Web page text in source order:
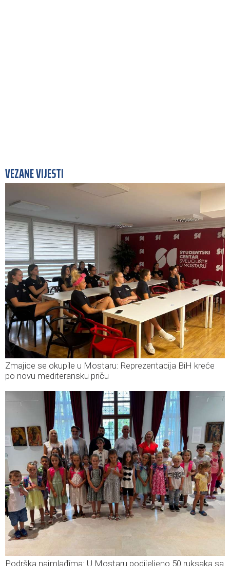
VEZANE VIJESTI
Zmajice se okupile u Mostaru: Reprezentacija BiH kreće
po novu mediteransku priču
Podrška najmlađima: U Mostaru podijeljeno 50 ruksaka sa